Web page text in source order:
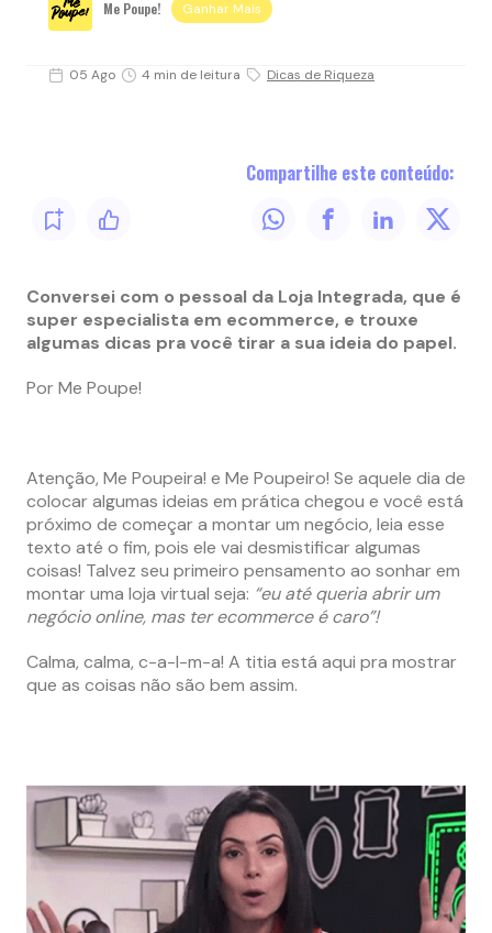
Me Poupe! Ganhar Mais
05 Ago 4 min de leitura Dicas de Riqueza
Compartilhe este conteúdo:
Conversei com o pessoal da Loja Integrada, que é
super especialista em ecommerce, e trouxe
algumas dicas pra você tirar a sua ideia do papel.
Por Me Poupe!
Atenção, Me Poupeira! e Me Poupeiro! Se aquele dia de
colocar algumas ideias em prática chegou e você está
próximo de começar a montar um negócio, leia esse
texto até o fim, pois ele vai desmistificar algumas
coisas! Talvez seu primeiro pensamento ao sonhar em
montar uma loja virtual seja: “eu até queria abrir um
negócio online, mas ter ecommerce é caro”!
Calma, calma, c-a-l-m-a! A titia está aqui pra mostrar
que as coisas não são bem assim.